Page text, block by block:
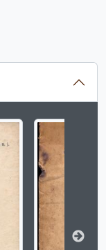
o título da